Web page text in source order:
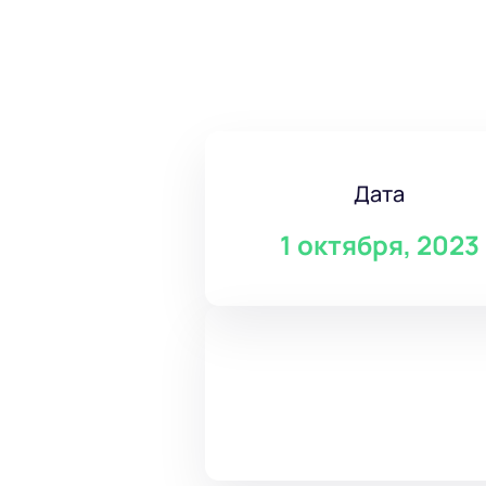
Дата
1 октября, 2023